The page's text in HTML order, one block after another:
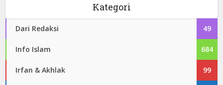
Kategori
Dari Redaksi 49
Info Islam 684
Irfan & Akhlak 99